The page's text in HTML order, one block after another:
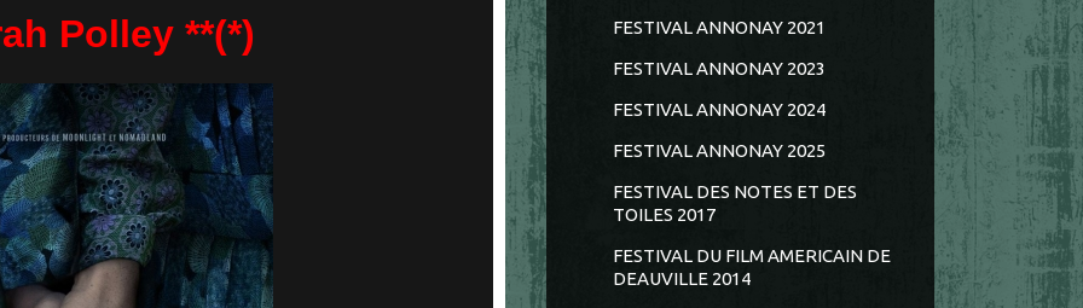
Polley **(*)
FESTIVAL ANNONAY 2021
FESTIVAL ANNONAY 2023
FESTIVAL ANNONAY 2024
FESTIVAL ANNONAY 2025
FESTIVAL DES NOTES ET DES
TOILES 2017
FESTIVAL DU FILM AMERICAIN DE
DEAUVILLE 2014